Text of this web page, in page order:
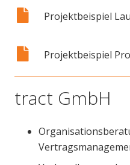
Projektbeispiel
Projektbeispiel
tract GmbH